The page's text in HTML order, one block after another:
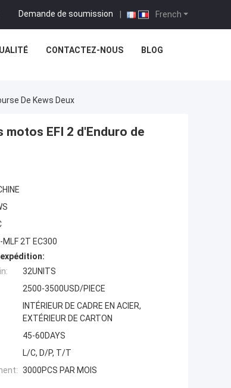
French
Demande de soumission |
CONTACTEZ-NOUS BLOG
De Kews Deux
EFI 2 d'Enduro de
MLF 2T EC300
32UNITS
2500-3500USD/PIECE
INTÉRIEUR DE CADRE EN ACIER,
EXTÉRIEUR DE CARTON
45-60DAYS
L/C, D/P, T/T
3000PCS PAR MOIS